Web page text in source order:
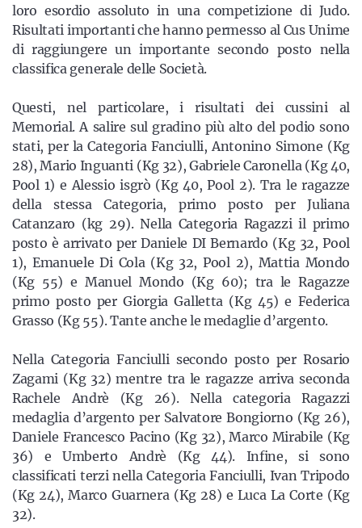
loro esordio assoluto in una competizione di Judo.
Risultati importanti che hanno permesso al Cus Unime
di raggiungere un importante secondo posto nella
classifica generale delle Società.
Questi, nel particolare, i risultati dei cussini al
Memorial. A salire sul gradino più alto del podio sono
stati, per la Categoria Fanciulli, Antonino Simone (Kg
28), Mario Inguanti (Kg 32), Gabriele Caronella (Kg 40,
Pool 1) e Alessio isgrò (Kg 40, Pool 2). Tra le ragazze
della stessa Categoria, primo posto per Juliana
Catanzaro (kg 29). Nella Categoria Ragazzi il primo
posto è arrivato per Daniele DI Bernardo (Kg 32, Pool
1), Emanuele Di Cola (Kg 32, Pool 2), Mattia Mondo
(Kg 55) e Manuel Mondo (Kg 60); tra le Ragazze
primo posto per Giorgia Galletta (Kg 45) e Federica
Grasso (Kg 55). Tante anche le medaglie d’argento.
Nella Categoria Fanciulli secondo posto per Rosario
Zagami (Kg 32) mentre tra le ragazze arriva seconda
Rachele Andrè (Kg 26). Nella categoria Ragazzi
medaglia d’argento per Salvatore Bongiorno (Kg 26),
Daniele Francesco Pacino (Kg 32), Marco Mirabile (Kg
36) e Umberto Andrè (Kg 44). Infine, si sono
classificati terzi nella Categoria Fanciulli, Ivan Tripodo
(Kg 24), Marco Guarnera (Kg 28) e Luca La Corte (Kg
32).